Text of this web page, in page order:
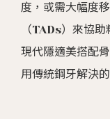
度，或需大幅度
（TADs）來協助
現代隱適美搭配
用傳統鋼牙解決